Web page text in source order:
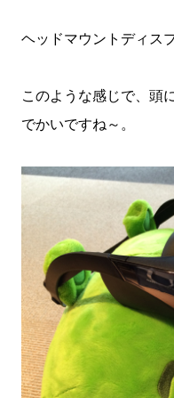
ヘッドマウントディス
このような感じで、頭
でかいですね～。